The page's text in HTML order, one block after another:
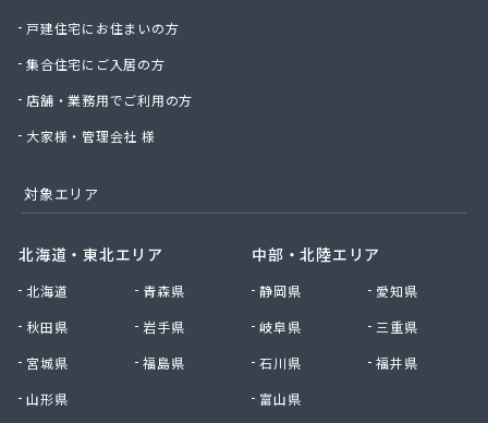
昭洋商事株式会社
松浦石油店燃料部
松原商店
新日本ガス株式会社
新日本ガス株式会社 海津支店
新日本ガス株式会社 各務原支店
新日本ガス株式会社 東濃支店
新日本ガス株式会社 本巣支店
森屋石油
杉浦プロパン瓦斯
西田和三
戸建住宅にお住まいの方
集合住宅にご入居の方
店舗・業務用でご利用の方
大家様・管理会社 様
対象エリア
北海道・東北エリア
北海道
青森県
秋田県
岩手県
宮城県
福島県
山形県
中部・北陸エリア
静岡県
愛知県
岐阜県
三重県
石川県
福井県
富山県